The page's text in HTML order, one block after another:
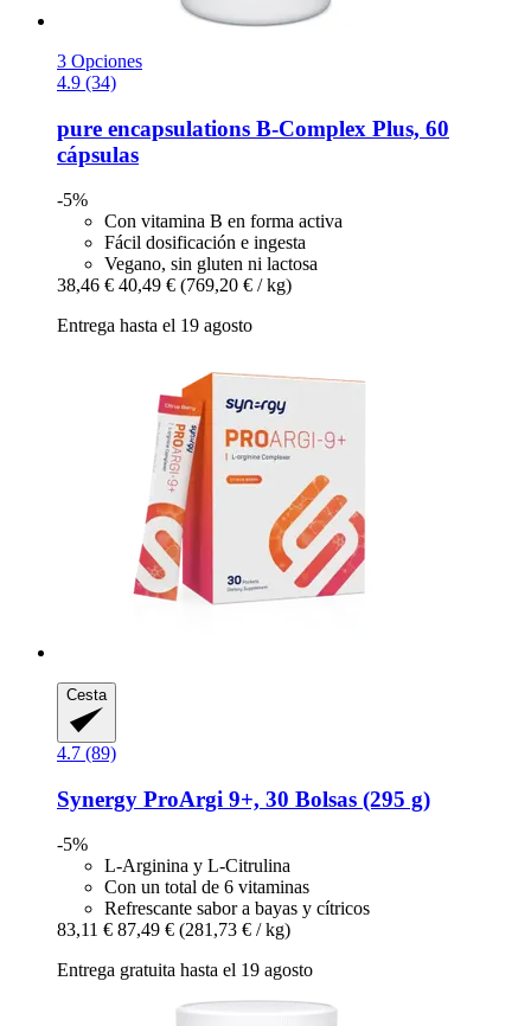
3 Opciones
4.9 (34)
pure encapsulations B-​Complex Plus, 60
cápsulas
-5%
Con vitamina B en forma activa
Fácil dosificación e ingesta
Vegano, sin gluten ni lactosa
38,46 € 40,49 € (769,20 € / kg)
Entrega hasta el 19 agosto
Cesta
4.7 (89)
Synergy ProArgi 9+, 30 Bolsas (295 g)
-5%
L-Arginina y L-Citrulina
Con un total de 6 vitaminas
Refrescante sabor a bayas y cítricos
83,11 € 87,49 € (281,73 € / kg)
Entrega gratuita hasta el 19 agosto